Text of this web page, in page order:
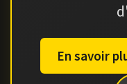
En savoir